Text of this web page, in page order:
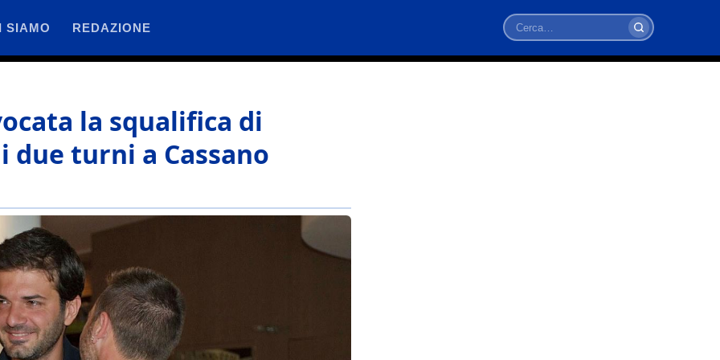
SIAMO REDAZIONE
Cerca
la squalifica di
turni a Cassano